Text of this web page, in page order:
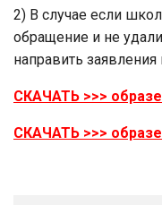
2) В случае если
обращение и не
направить
СКАЧАТЬ >>>
СКАЧАТЬ >>>